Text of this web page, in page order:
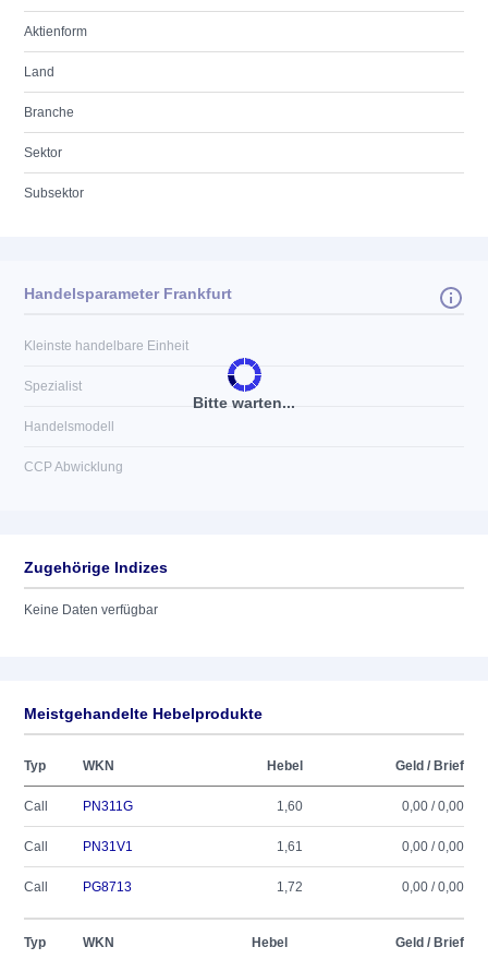
Aktienform
Land
Branche
Sektor
Subsektor
Bitte warten...
Handelsparameter Frankfurt
Kleinste handelbare Einheit
Spezialist
Handelsmodell
CCP Abwicklung
Zugehörige Indizes
Keine Daten verfügbar
Meistgehandelte Hebelprodukte
Typ WKN Hebel Geld / Brief
Call PN311G 1,60 0,00 / 0,00
Call PN31V1 1,61 0,00 / 0,00
Call PG8713 1,72 0,00 / 0,00
Typ WKN Hebel Geld / Brief